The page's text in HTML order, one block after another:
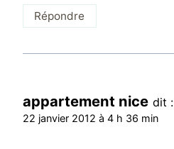
Répondre
appartement nice dit :
22 janvier 2012 à 4 h 36 min